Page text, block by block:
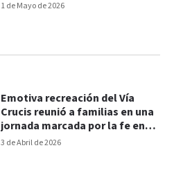
1 de Mayo de 2026
3 de Abril de 2026
Emotiva recreación del Vía
Crucis reunió a familias en una
jornada marcada por la fe en
Paraná